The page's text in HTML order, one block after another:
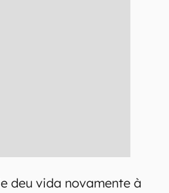
deu vida novamente à